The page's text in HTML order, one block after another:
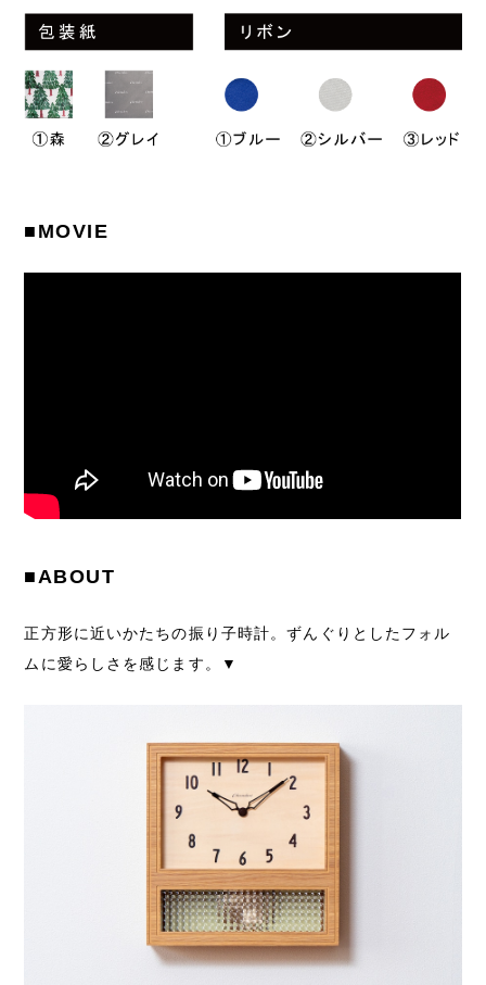
■MOVIE
■ABOUT
正方形に近いかたちの振り子時計。ずんぐりとしたフォル
ムに愛らしさを感じます。▼